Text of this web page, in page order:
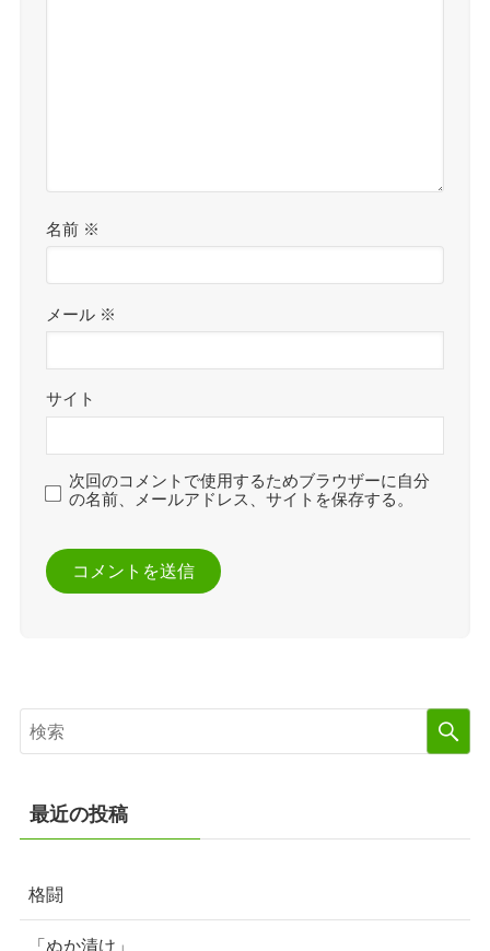
名前 ※
メール ※
サイト
次回のコメントで使用するためブラウザーに自分
の名前、メールアドレス、サイトを保存する。
最近の投稿
格闘
「ぬか漬け」